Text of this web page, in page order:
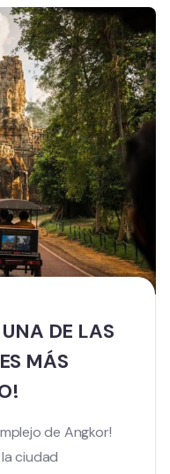
DE LAS
MÁS
de Angkor!
ciudad